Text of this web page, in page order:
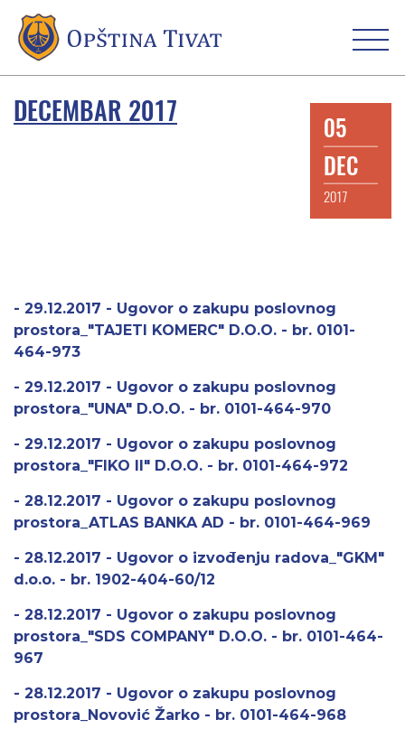
DECEMBAR 2017
05
DEC
2017
- 29.12.2017 - Ugovor o zakupu poslovnog
prostora_"TAJETI KOMERC" D.O.O. - br. 0101-
464-973
- 29.12.2017 - Ugovor o zakupu poslovnog
prostora_"UNA" D.O.O. - br. 0101-464-970
- 29.12.2017 - Ugovor o zakupu poslovnog
prostora_"FIKO II" D.O.O. - br. 0101-464-972
- 28.12.2017 - Ugovor o zakupu poslovnog
prostora_ATLAS BANKA AD - br. 0101-464-969
- 28.12.2017 - Ugovor o izvođenju radova_"GKM"
d.o.o. - br. 1902-404-60/12
- 28.12.2017 - Ugovor o zakupu poslovnog
prostora_"SDS COMPANY" D.O.O. - br. 0101-464-
967
- 28.12.2017 - Ugovor o zakupu poslovnog
prostora_Novović Žarko - br. 0101-464-968